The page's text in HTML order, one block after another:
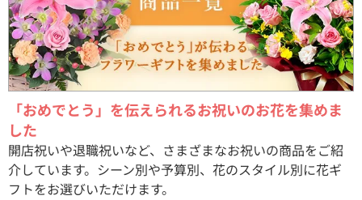
「おめでとう」を伝えられるお祝いのお花を集めま
した
開店祝いや退職祝いなど、さまざまなお祝いの商品をご紹
介しています。シーン別や予算別、花のスタイル別に花ギ
フトをお選びいただけます。